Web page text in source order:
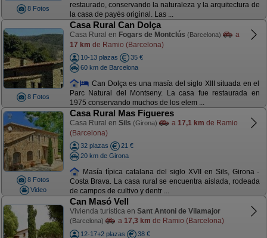
8 Fotos
restaurado, conservando la naturaleza y la arquitectura de
la casa de payés original. Las ...
8 Fotos
Casa Rural Can Dolça
Casa Rural en Fogars de Montclús (Barcelona)
a
17 km de Ramio (Barcelona)
10-13 plazas
35 €
60 km de Barcelona
Can Dolça es una masía del siglo XIII situada en el
Parc Natural del Montseny. La casa fue restaurada en
1975 conservando muchos de los elem ...
8 Fotos
Video
Casa Rural Mas Figueres
Casa Rural en Sils (Girona) a 17,1 km de Ramio
(Barcelona)
32 plazas
21 €
20 km de Girona
Masía típica catalana del siglo XVII en Sils, Girona -
Costa Brava. La casa rural se encuentra aislada, rodeada
de campos de cultivo y dentr ...
Can Masó Vell
Vivienda turística en Sant Antoni de Vilamajor
(Barcelona) a 17,3 km de Ramio (Barcelona)
12-17+2 plazas
38 €